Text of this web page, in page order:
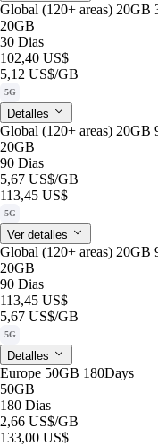
Global (120+ areas) 20GB
20GB
30 Dias
102,40 US$
5,12 US$/GB
5G
Detalles
Global (120+ areas) 20GB
20GB
90 Dias
5,67 US$/GB
113,45 US$
5G
Ver detalles
Global (120+ areas) 20GB
20GB
90 Dias
113,45 US$
5,67 US$/GB
5G
Detalles
Europe 50GB 180Days
50GB
180 Dias
2,66 US$/GB
133,00 US$